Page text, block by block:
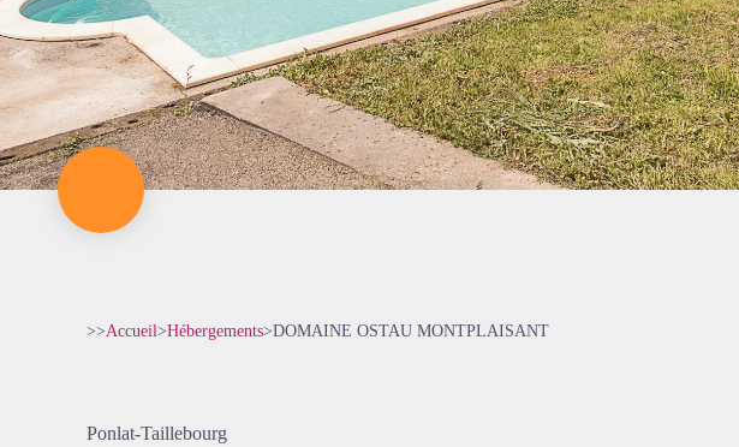
>>Accueil>Hébergements>DOMAINE OSTAU MONTPLAISANT
Ponlat-Taillebourg